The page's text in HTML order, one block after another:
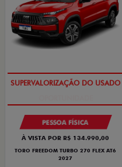
OPORTUNIDADE
PESSOA FÍSICA
À VISTA POR R$ 134.990,00
TORO FREEDOM TURBO 270 FLEX AT6
2027